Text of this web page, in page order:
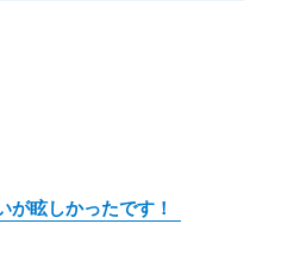
が眩しかったです！